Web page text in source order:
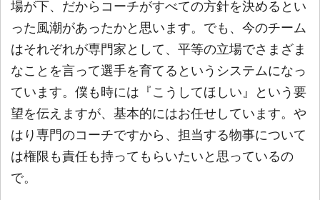
場が下、だからコーチがすべての方針を決めるとい
った風潮があったかと思います。でも、今のチーム
はそれぞれが専門家として、平等の立場でさまざま
なことを言って選手を育てるというシステムになっ
ています。僕も時には『こうしてほしい』という要
望を伝えますが、基本的にはお任せしています。や
はり専門のコーチですから、担当する物事について
は権限も責任も持ってもらいたいと思っているの
で。